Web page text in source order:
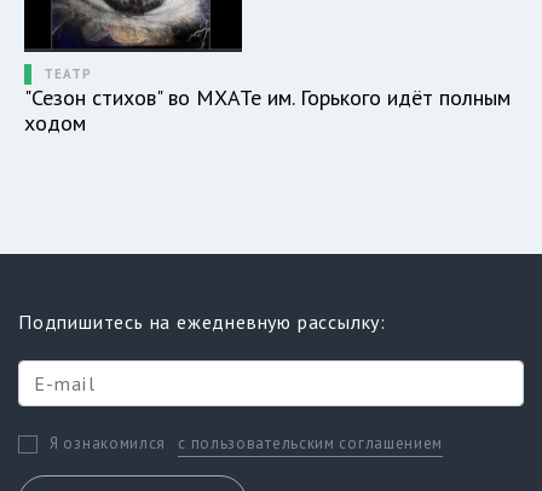
ТЕАТР
"Сезон стихов" во МХАТе им. Горького идёт полным
ходом
Подпишитесь на ежедневную рассылку:
Я ознакомился с пользовательским соглашением